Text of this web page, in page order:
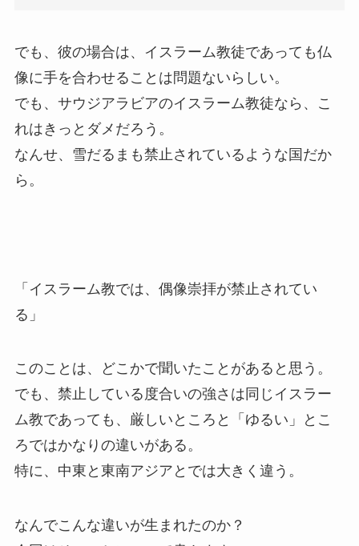
でも、彼の場合は、イスラーム教徒であっても仏
像に手を合わせることは問題ないらしい。
でも、サウジアラビアのイスラーム教徒なら、こ
れはきっとダメだろう。
なんせ、雪だるまも禁止されているような国だか
ら。
「イスラーム教では、偶像崇拝が禁止されてい
る」
このことは、どこかで聞いたことがあると思う。
でも、禁止している度合いの強さは同じイスラー
ム教であっても、厳しいところと「ゆるい」とこ
ろではかなりの違いがある。
特に、中東と東南アジアとでは大きく違う。
なんでこんな違いが生まれたのか？